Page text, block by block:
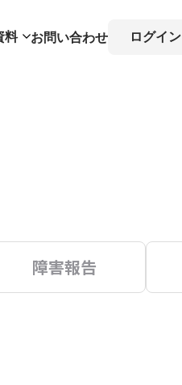
料 お問い合わせ ログイン
障害報告